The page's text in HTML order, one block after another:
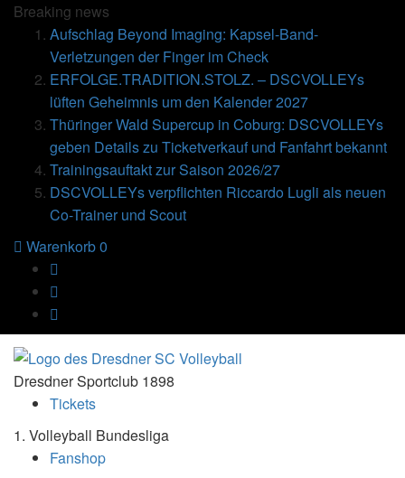
Breaking news
Aufschlag Beyond Imaging: Kapsel-Band-
Verletzungen der Finger im Check
ERFOLGE.TRADITION.STOLZ. – DSCVOLLEYs
lüften Geheimnis um den Kalender 2027
Thüringer Wald Supercup in Coburg: DSCVOLLEYs
geben Details zu Ticketverkauf und Fanfahrt bekannt
Trainingsauftakt zur Saison 2026/27
DSCVOLLEYs verpflichten Riccardo Lugli als neuen
Co-Trainer und Scout
Warenkorb0
Dresdner Sportclub 1898
Tickets
1. Volleyball Bundesliga
Fanshop